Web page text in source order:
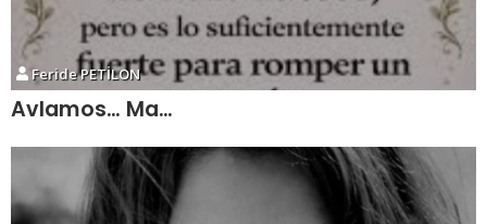
Feride PETİLON
Avlamos… Ma…